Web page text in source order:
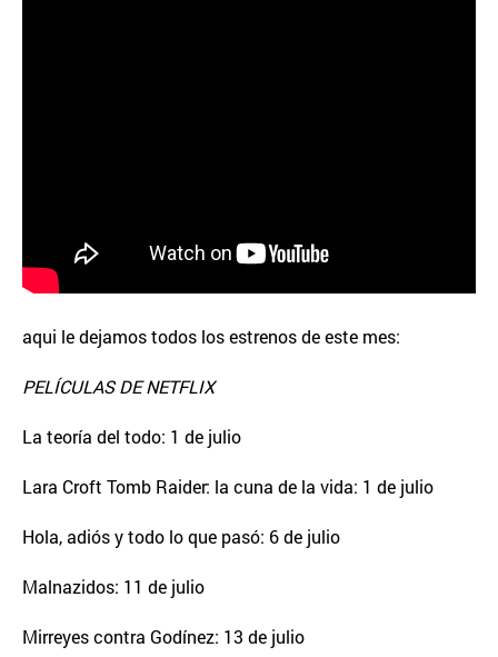
aqui le dejamos todos los estrenos de este mes:
PELÍCULAS DE NETFLIX
La teoría del todo: 1 de julio
Lara Croft Tomb Raider: la cuna de la vida: 1 de julio
Hola, adiós y todo lo que pasó: 6 de julio
Malnazidos: 11 de julio
Mirreyes contra Godínez: 13 de julio